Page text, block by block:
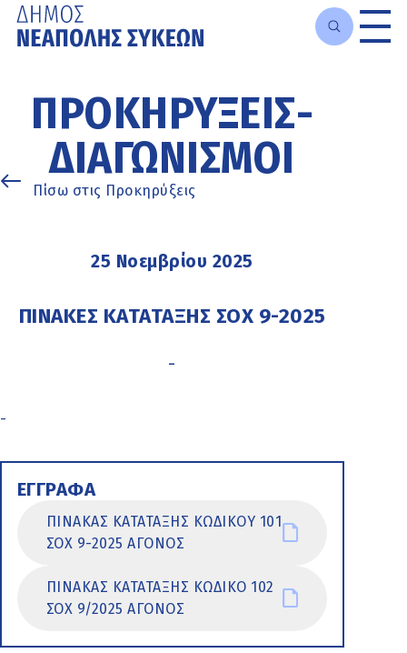
κυρίως
περιεχόμενο
ΠΡΟΚΗΡΎΞΕΙΣ-
ΔΙΑΓΩΝΙΣΜΟΊ
Πίσω στις Προκηρύξεις
25 Νοεμβρίου 2025
ΠΙΝΑΚΕΣ ΚΑΤΑΤΑΞΗΣ ΣΟΧ 9-2025
-
-
ΕΓΓΡΑΦΑ
ΠΙΝΑΚΑΣ ΚΑΤΑΤΑΞΗΣ ΚΩΔΙΚΟΥ 101
ΣΟΧ 9-2025 ΑΓΟΝΟΣ
ΠΙΝΑΚΑΣ ΚΑΤΑΤΑΞΗΣ ΚΩΔΙΚΟ 102
ΣΟΧ 9/2025 ΑΓΟΝΟΣ